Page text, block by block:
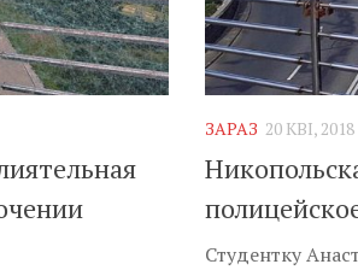
ЗАРАЗ 20 КВІ, 2018
Студентку